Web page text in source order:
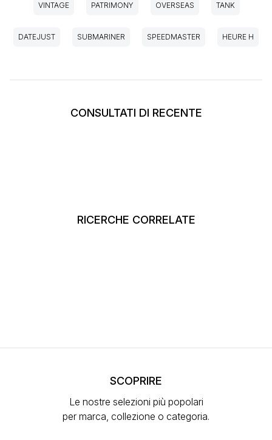
VINTAGE PATRIMONY OVERSEAS TANK
DATEJUST SUBMARINER SPEEDMASTER HEURE H
CONSULTATI DI RECENTE
RICERCHE CORRELATE
SCOPRIRE
Le nostre selezioni più popolari
per marca, collezione o categoria.